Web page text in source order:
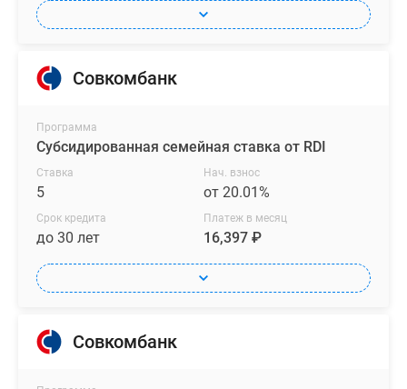
Совкомбанк
Программа
Субсидированная семейная ставка от RDI
Ставка
5
Нач. взнос
от 20.01%
Срок кредита
до 30 лет
Платеж в месяц
16,397 ₽
Совкомбанк